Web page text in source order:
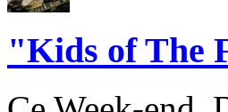
"Kids of The